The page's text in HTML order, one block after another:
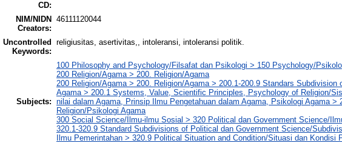
CD:
NIM/NIDN
Creators:
46111120044
Uncontrolled
Keywords:
religiusitas, asertivitas,, intoleransi, intoleransi politik.
Subjects:
100 Philosophy and Psychology/Filsafat dan Psikologi > 150 Psychology/
200 Religion/Agama > 200. Religion/Agama
200 Religion/Agama > 200. Religion/Agama > 200.1-200.9 Standars Subdivision
Agama > 200.1 Systems, Value, Scientific Principles, Psychology of Religion/
nilai dalam Agama, Prinsip Ilmu Pengetahuan dalam Agama, Psikologi Agama >
Religion/Psikologi Agama
300 Social Science/Ilmu-ilmu Sosial > 320 Political dan Government Science/
320.1-320.9 Standard Subdivisions of Political dan Government Science/
Ilmu Pemerintahan > 320.9 Political Situation and Condition/Situasi dan Kondisi